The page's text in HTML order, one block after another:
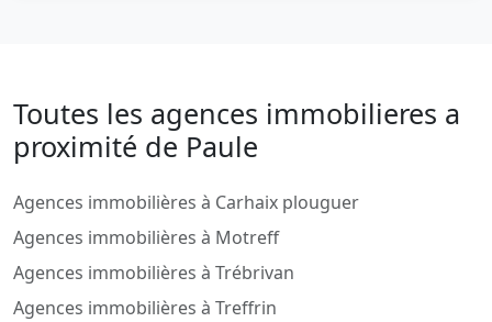
Toutes les agences immobilieres a
proximité de Paule
Agences immobilières à Carhaix plouguer
Agences immobilières à Motreff
Agences immobilières à Trébrivan
Agences immobilières à Treffrin